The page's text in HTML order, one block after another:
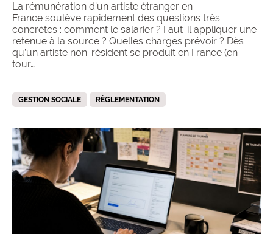
La rémunération d’un artiste étranger en
France soulève rapidement des questions très
concrètes : comment le salarier ? Faut-il appliquer une
retenue à la source ? Quelles charges prévoir ? Dès
qu’un artiste non-résident se produit en France (en
tour…
GESTION SOCIALE RÈGLEMENTATION